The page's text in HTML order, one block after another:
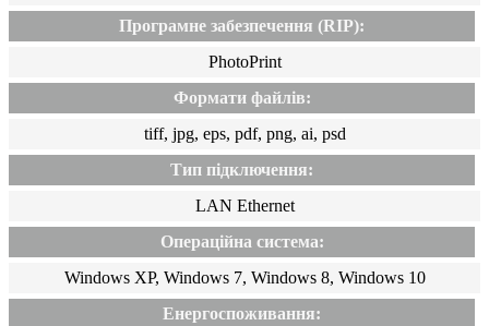
Програмне забезпечення (RIP):
PhotoPrint
Формати файлів:
tiff, jpg, eps, pdf, png, ai, psd
Тип підключення:
LAN Ethernet
Операційна система:
Windows XP, Windows 7, Windows 8, Windows 10
Енергоспоживання: